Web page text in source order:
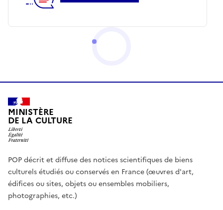
MINISTÈRE
DE LA CULTURE
POP décrit et diffuse des notices scientifiques de biens
culturels étudiés ou conservés en France (œuvres d'art,
édifices ou sites, objets ou ensembles mobiliers,
photographies, etc.)